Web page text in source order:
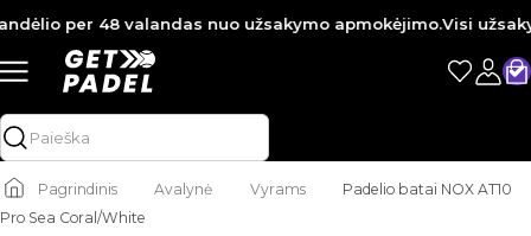
per 48 valandas nuo užsakymo apmokėjimo.Visi
Pagrindinis Avalynė Vyrams
Padelio batai NOX AT10
Pro Sea Coral/White